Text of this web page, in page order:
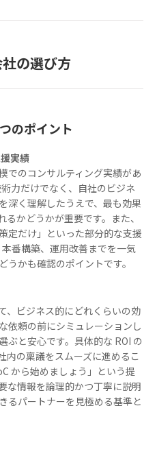
の選び方
のポイント
実績
でのコンサルティング実績があ
力だけでなく、自社のビジネ
深く理解したうえで、最も効果
かどうかが重要です。また、
定だけ」といった部分的な支援
番構築、運用改善までを一気
かも確認のポイントです。
、ビジネス的にどれくらいの効
依頼の前にシミュレーションし
ぶと安心です。具体的な ROI の
内の稟議をスムーズに進めるこ
から始めましょう」という提
な情報を論理的かつ丁寧に説明
るパートナーを見極める基準と